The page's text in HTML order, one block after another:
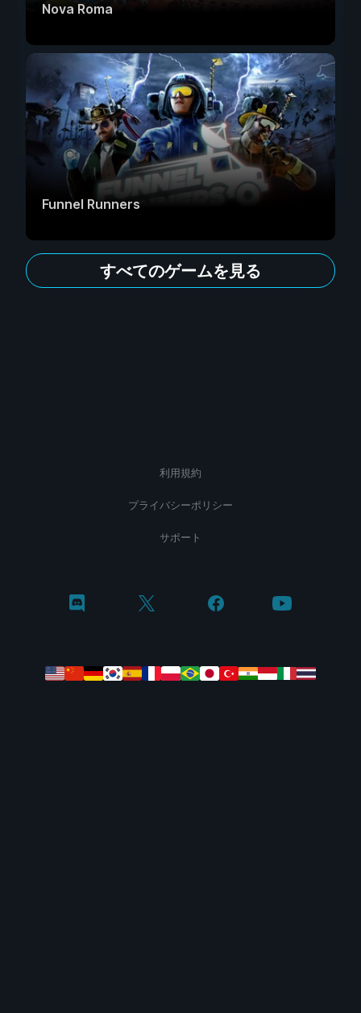
Nova Roma
Funnel Runners
すべてのゲームを見る
利用規約
プライバシーポリシー
サポート